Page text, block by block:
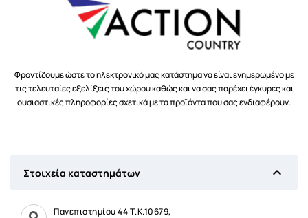
Φροντίζουμε ώστε το ηλεκτρονικό μας κατάστημα να είναι ενημερωμένο με
τις τελευταίες εξελίξεις του χώρου καθώς και να σας παρέχει έγκυρες και
ουσιαστικές πληροφορίες σχετικά με τα προϊόντα που σας ενδιαφέρουν.
Στοιχεία καταστημάτων 
Πανεπιστημίου 44 Τ.Κ.10679,